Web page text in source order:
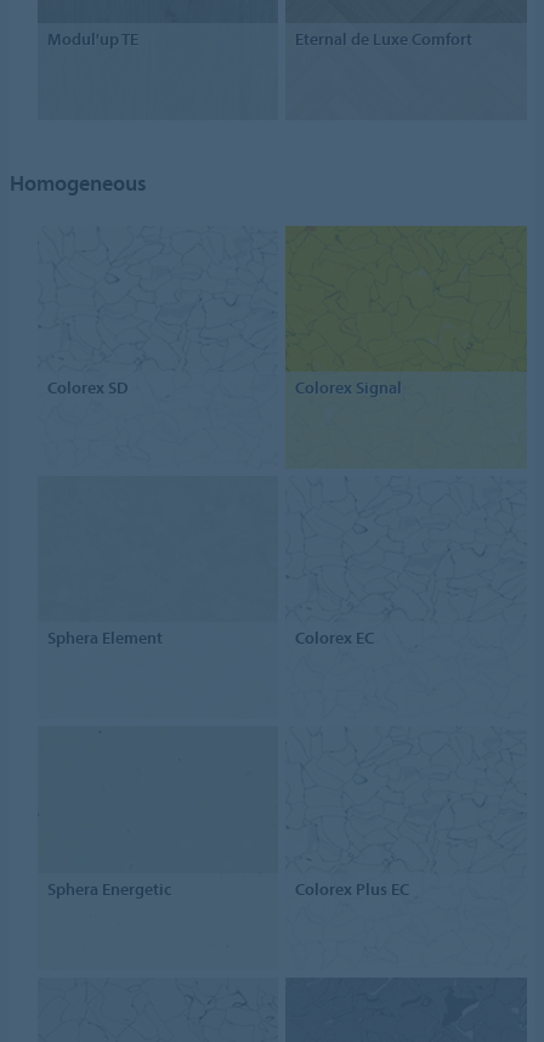
Modul'up TE Eternal de Luxe Comfort
Homogeneous
Colorex SD Colorex Signal
Sphera Element Colorex EC
Sphera Energetic Colorex Plus EC